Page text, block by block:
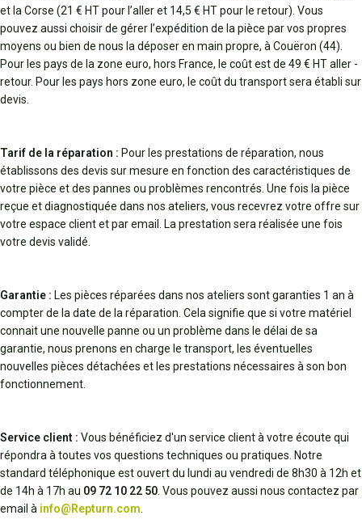
et la Corse (21 € HT pour l’aller et 14,5 € HT pour le retour). Vous
pouvez aussi choisir de gérer l’expédition de la pièce par vos propres
moyens ou bien de nous la déposer en main propre, à Couëron (44).
Pour les pays de la zone euro, hors France, le coût est de 49 € HT aller -
retour. Pour les pays hors zone euro, le coût du transport sera établi sur
devis.
Tarif de la réparation : Pour les prestations de réparation, nous
établissons des devis sur mesure en fonction des caractéristiques de
votre pièce et des pannes ou problèmes rencontrés. Une fois la pièce
reçue et diagnostiquée dans nos ateliers, vous recevrez votre offre sur
votre espace client et par email. La prestation sera réalisée une fois
votre devis validé.
Garantie : Les pièces réparées dans nos ateliers sont garanties 1 an à
compter de la date de la réparation. Cela signifie que si votre matériel
connait une nouvelle panne ou un problème dans le délai de sa
garantie, nous prenons en charge le transport, les éventuelles
nouvelles pièces détachées et les prestations nécessaires à son bon
fonctionnement.
Service client : Vous bénéficiez d'un service client à votre écoute qui
répondra à toutes vos questions techniques ou pratiques. Notre
standard téléphonique est ouvert du lundi au vendredi de 8h30 à 12h et
de 14h à 17h au 09 72 10 22 50 . Vous pouvez aussi nous contactez par
email à info@Repturn.com